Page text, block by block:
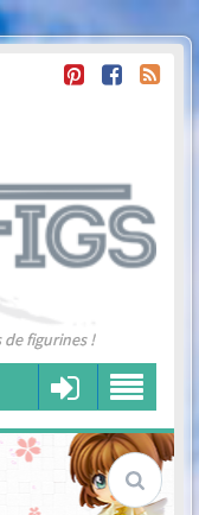
figurines !